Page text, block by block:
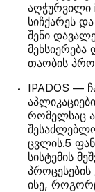
აღჭურვილი
სიჩქარეს
შენი
თაობის
IPADOS —
რომელსაც
ცვლის.5
სისტემის
ისე,